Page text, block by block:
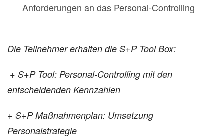
Anforderungen an das Personal-Controlling
Die Teilnehmer erhalten die S+P Tool Box:
+ S+P Tool: Personal-Controlling mit den
entscheidenden Kennzahlen
+ S+P Maßnahmenplan: Umsetzung
Personalstrategie